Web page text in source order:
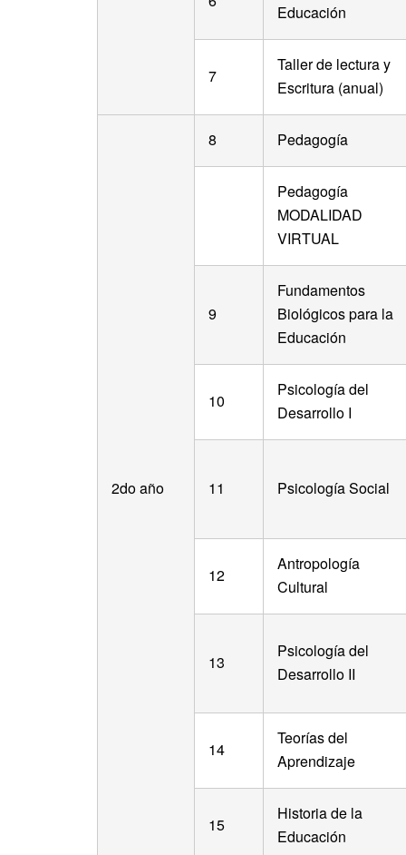
Educación
7
Taller de lectura y
Escritura (anual)
2do año
8 Pedagogía
Pedagogía
MODALIDAD
VIRTUAL
9
Fundamentos
Biológicos para la
Educación
10
Psicología del
Desarrollo I
11 Psicología Social
12
Antropología
Cultural
13
Psicología del
Desarrollo II
14
Teorías del
Aprendizaje
15
Historia de la
Educación